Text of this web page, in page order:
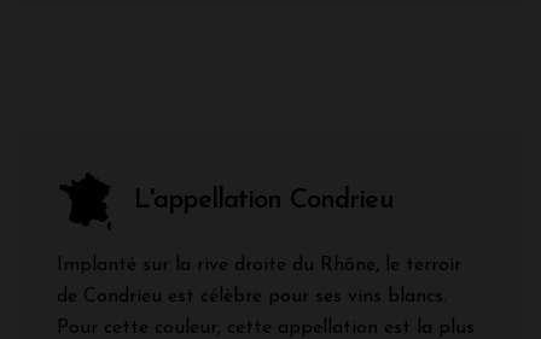
L'appellation Condrieu
Implanté sur la rive droite du Rhône, le terroir
de Condrieu est célèbre pour ses vins blancs.
Pour cette couleur, cette appellation est la plus